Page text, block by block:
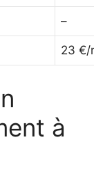
–
23 €/
à